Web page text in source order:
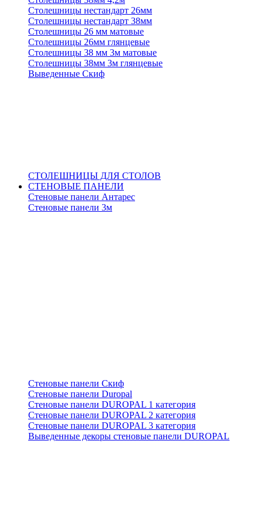
Столешницы нестандарт 26мм
Столешницы нестандарт 38мм
Столешницы 26 мм матовые
Столешницы 26мм глянцевые
Столешницы 38 мм 3м матовые
Столешницы 38мм 3м глянцевые
Выведенные Скиф
СТОЛЕШНИЦЫ ДЛЯ СТОЛОВ
СТЕНОВЫЕ ПАНЕЛИ
Стеновые панели Антарес
Стеновые панели 3м
Стеновые панели Скиф
Стеновые панели Duropal
Стеновые панели DUROPAL 1 категория
Стеновые панели DUROPAL 2 категория
Стеновые панели DUROPAL 3 категория
Выведенные декоры стеновые панели DUROPAL